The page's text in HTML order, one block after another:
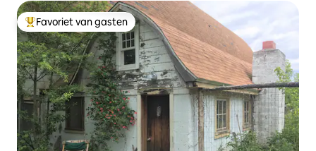
Topfavoriet van gasten
Favoriet van gasten